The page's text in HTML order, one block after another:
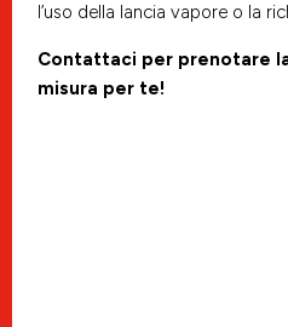
l’uso della lancia vapore o la
Contattaci per prenotare
misura per te!